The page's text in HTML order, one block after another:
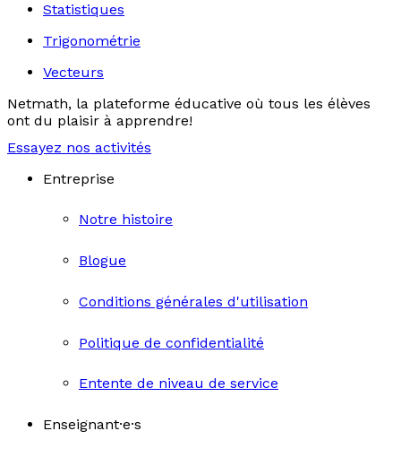
Statistiques
Trigonométrie
Vecteurs
Netmath, la plateforme éducative où tous les élèves
ont du plaisir à apprendre!
Essayez nos activités
Entreprise
Notre histoire
Blogue
Conditions générales d'utilisation
Politique de confidentialité
Entente de niveau de service
Enseignant·e·s